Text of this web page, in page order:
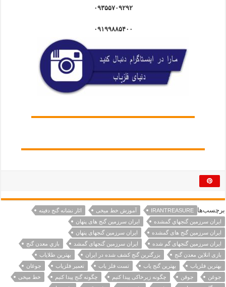
۰۹۳۵۵۷۰۹۲۹۲
۰۹۱۹۹۸۸۵۴۰۰
برچسب‌ها IRANTREASURE آموزش خط میخی
اثار نشانه گنج دفینه
ايران سرزمين گنجهاي گمشده
ایران سرزمین گنج های پنهان
ایران سرزمین گنج های گمشده
ایران سرزمین گنجهای پنهان
ایران سرزمین گنجهای گم شده
ایران سرزمین گنجهای گمشد
بازي معدن گنج
بازی انلاین معدن گنج
بزرگترین گنج کشف شده در ایران
بهترین طلایاب
بهترین فلزیاب
بهترین گنج یاب تست فلز یاب تعمیر فلزیاب
جوغان
جوغن
جوقن چگونه زیرخاکی پیدا کنیم چگونه گنج پیدا کنیم
خط میخی